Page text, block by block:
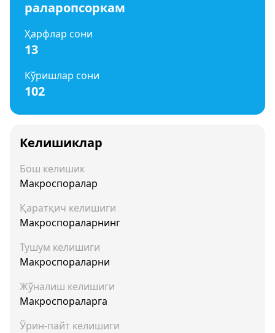
раларопсоркам
Ҳарфлар сони
13
Кўришлар сони
102
Келишиклар
Бош келишик
Макроспоралар
Қаратқич келишиги
Макроспораларнинг
Тушум келишиги
Макроспораларни
Жўналиш келишиги
Макроспораларга
Ўрин-пайт келишиги